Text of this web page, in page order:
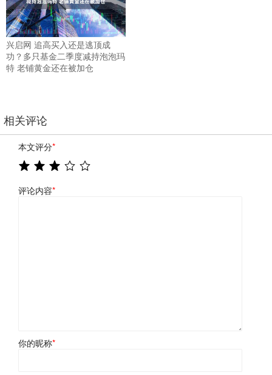
兴启网 追高买入还是逃顶成
功？多只基金二季度减持泡泡玛
特 老铺黄金还在被加仓
相关评论
本文评分*
评论内容*
你的昵称*